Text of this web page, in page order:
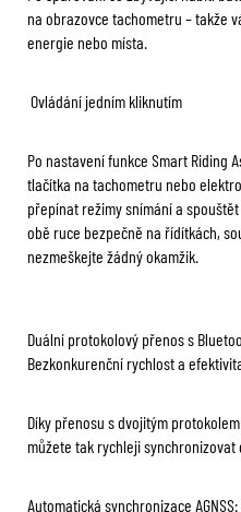
na obrazovce tachometru – takže
energie nebo místa.
Ovládání jedním kliknutím
Po nastavení funkce Smart Riding
tlačítka na tachometru nebo
přepínat režimy snímání a
obě ruce bezpečně na řídítkách,
nezmeškejte žádný okamžik.
Duální protokolový přenos s
Bezkonkurenční rychlost a
Díky přenosu s dvojitým
můžete tak rychleji
Automatická synchronizace